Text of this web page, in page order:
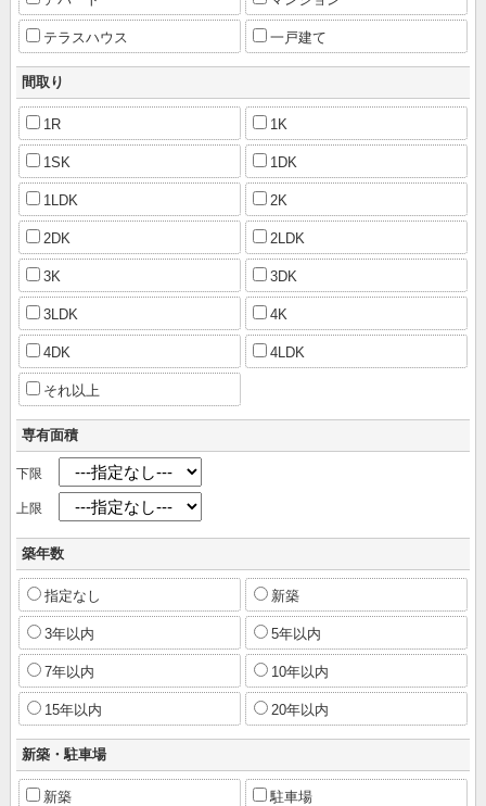
テラスハウス 一戸建て
間取り
1R 1K
1SK 1DK
1LDK 2K
2DK 2LDK
3K 3DK
3LDK 4K
4DK 4LDK
それ以上
専有面積
下限
上限
築年数
指定なし 新築
3年以内 5年以内
7年以内 10年以内
15年以内 20年以内
新築・駐車場
新築 駐車場